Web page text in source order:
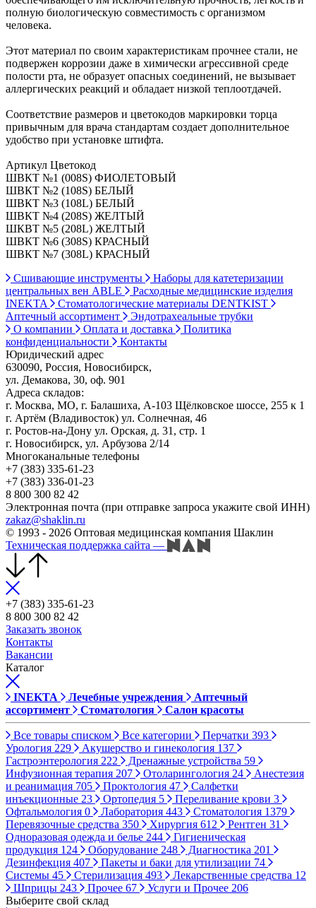
полную биологическую совместимость с организмом
человека.
Этот материал по своим характеристикам прочнее стали, не
подвержен коррозии даже в химически агрессивной среде
полости рта, не образует опасных соединений, не вызывает
аллергических реакций и обладает низкой теплоотдачей.
Соответствие размеров и цветокодов маркировки торца
привычным для врача стандартам создает дополнительное
удобство при установке штифта.
Артикул Цветокод
ШВКТ №1 (008S) ФИОЛЕТОВЫЙ
ШВКТ №2 (108S) БЕЛЫЙ
ШВКТ №3 (108L) БЕЛЫЙ
ШВКТ №4 (208S) ЖЕЛТЫЙ
ШКВТ №5 (208L) ЖЕЛТЫЙ
ШВКТ №6 (308S) КРАСНЫЙ
ШВКТ №7 (308L) КРАСНЫЙ
Сшивающие инструменты
Наборы для катетеризации
центральных вен ABLE
Расходные медицинские изделия
INEKTA
Стоматологические материалы DENTKIST
Аптечный ассортимент
Эндотрахеальные трубки
О компании
Оплата и доставка
Политика
конфиденциальности
Контакты
Юридический адрес
630090, Россия, Новосибирск,
ул. Демакова, 30, оф. 901
Адреса складов:
г. Москва, МО, г. Балашиха, А-103 Щёлковское шоссе, 255 к 1
г. Артём (Владивосток) ул. Солнечная, 46
г. Ростов-на-Дону ул. Орская, д. 31, стр. 1
г. Новосибирск, ул. Арбузова 2/14
Многоканальные телефоны
+7 (383) 335-61-23
+7 (383) 336-01-23
8 800 300 82 42
Электронная почта (при отправке запроса укажите свой ИНН)
zakaz@shaklin.ru
© 1993 - 2026 Оптовая медицинская компания Шаклин
Техническая поддержка сайта —
+7 (383) 335-61-23
8 800 300 82 42
Заказать звонок
Контакты
Вакансии
Каталог
INEKTA Лечебные учреждения
Аптечный
ассортимент
Стоматология Салон красоты
Все товары списком Все категории Перчатки 393
Урология 229 Акушерство и гинекология 137
Гастроэнтерология 222 Дренажные устройства 59
Инфузионная терапия 207 Отоларингология 24
Анестезия
и реанимация 705 Проктология 47
Салфетки
инъекционные 23 Ортопедия 5 Переливание крови 3
Офтальмология 0 Лаборатория 443 Стоматология 1379
Перевязочные средства 350 Хирургия 612 Рентген 31
Одноразовая одежда и белье 244
Гигиеническая
продукция 124 Оборудование 248 Диагностика 201
Дезинфекция 407 Пакеты и баки для утилизации 74
Системы 45 Стерилизация 493 Лекарственные средства 12
Шприцы 243 Прочее 67 Услуги и Прочее 206
Выберите свой склад